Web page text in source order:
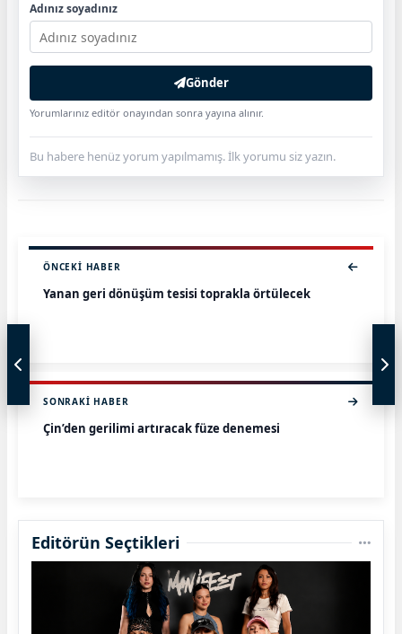
Adınız soyadınız
Gönder
Yorumlarınız editör onayından sonra yayına alınır.
Bu habere henüz yorum yapılmamış. İlk yorumu siz yazın.
ÖNCEKI HABER
Yanan geri dönüşüm tesisi toprakla örtülecek
SONRAKI HABER
Çin’den gerilimi artıracak füze denemesi
Editörün Seçtikleri